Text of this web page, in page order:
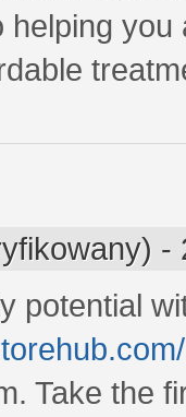
helping
-
potential
Take the